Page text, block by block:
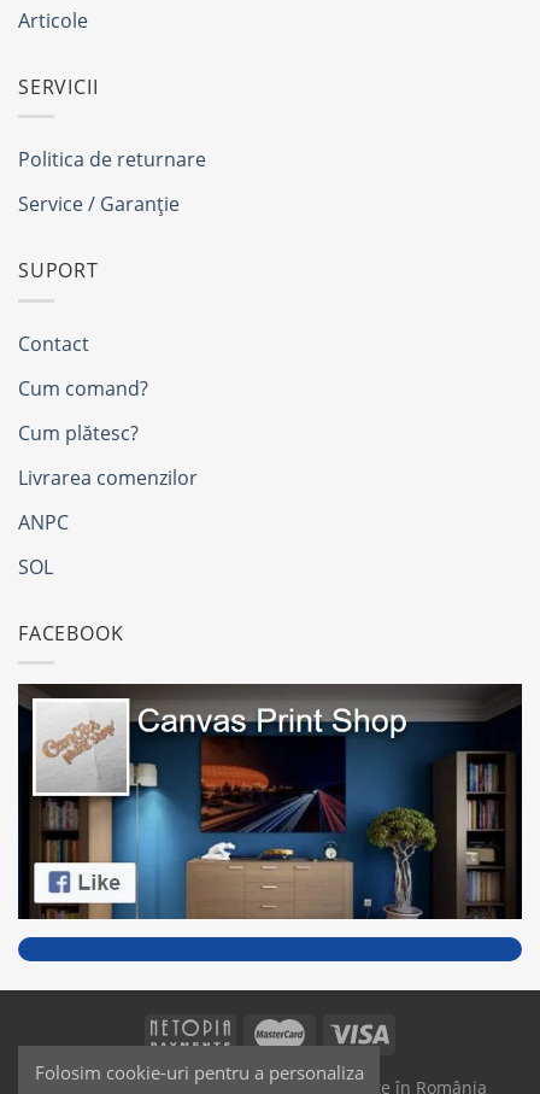
Articole
SERVICII
Politica de returnare
Service / Garanție
SUPORT
Contact
Cum comand?
Cum plătesc?
Livrarea comenzilor
ANPC
SOL
FACEBOOK
SAIKO MEDIA & SIGNS - Produse fabricate în România
Folosim cookie-uri pentru a personaliza